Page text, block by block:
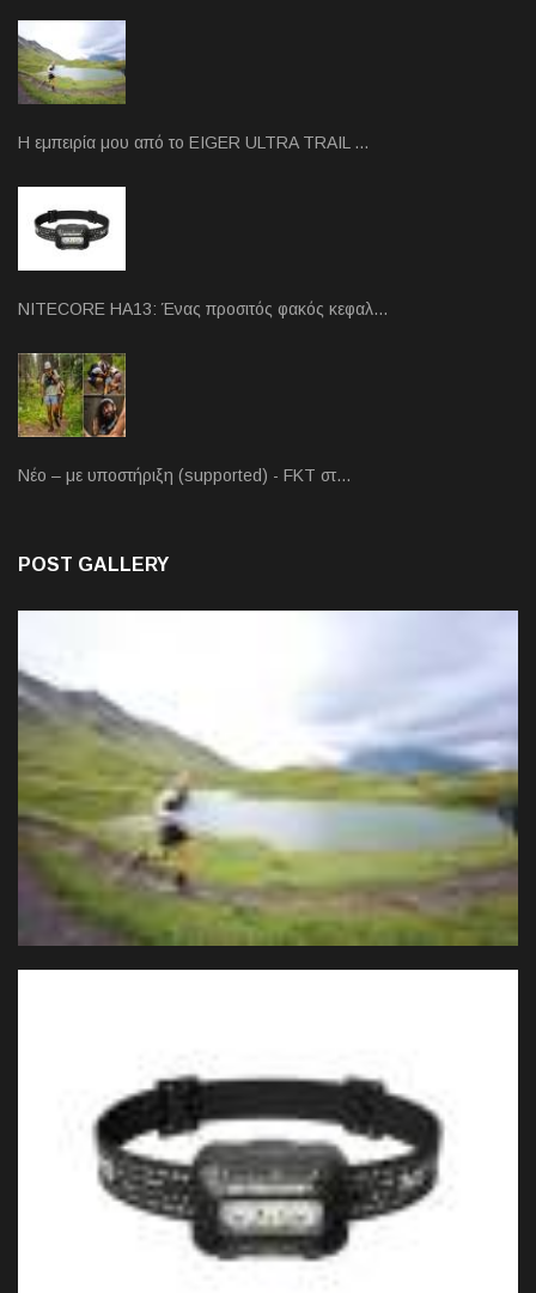
Η εμπειρία μου από το EIGER ULTRA TRAIL …
NITECORE HA13: Ένας προσιτός φακός κεφαλ…
Νέο – με υποστήριξη (supported) - FKT στ…
POST GALLERY